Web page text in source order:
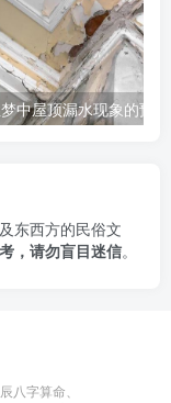
中屋顶漏水现象的预示
东西方的民俗文
，请勿盲目迷信。
八字算命、